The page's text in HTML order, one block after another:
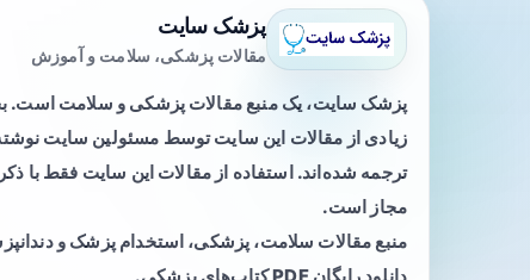
پزشک سایت
مقالات پزشکی، سلامت و آموزش
پزشک سایت، یک منبع مقالات پزشکی و سلامت است.
زیادی از مقالات این سایت توسط مسئولین سایت
ترجمه شده‌اند. استفاده از مقالات این سایت فقط با
مجاز است.
منبع مقالات سلامت، پزشکی، استخدام پزشک و